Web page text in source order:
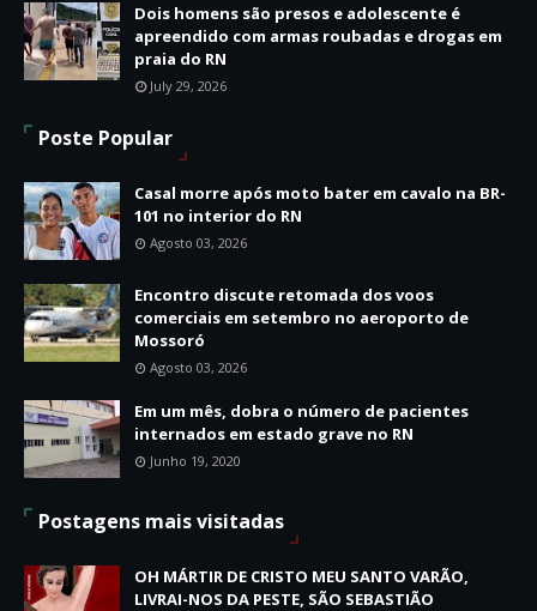
Dois homens são presos e adolescente é
apreendido com armas roubadas e drogas em
praia do RN
July 29, 2026
Poste Popular
Casal morre após moto bater em cavalo na BR-
101 no interior do RN
Agosto 03, 2026
Encontro discute retomada dos voos
comerciais em setembro no aeroporto de
Mossoró
Agosto 03, 2026
Em um mês, dobra o número de pacientes
internados em estado grave no RN
Junho 19, 2020
Postagens mais visitadas
OH MÁRTIR DE CRISTO MEU SANTO VARÃO,
LIVRAI-NOS DA PESTE, SÃO SEBASTIÃO